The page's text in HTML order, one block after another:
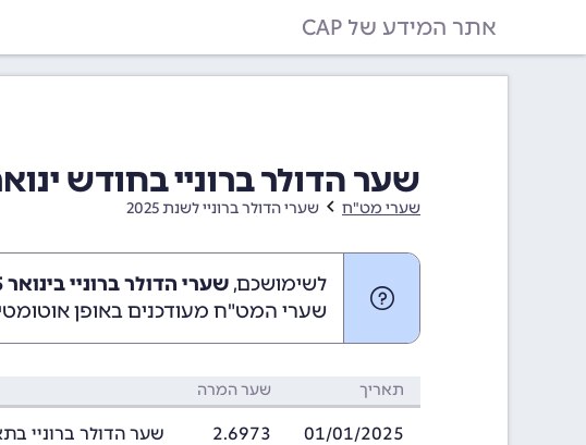
אתר המידע של CAP
שער הדולר ברוניי בחודש ינואר 2025 (01/
שערי מט"ח שערי הדולר ברוניי לשנת 2025
לשימושכם, שערי הדולר ברוניי בינואר 2025 (01/2025)
שערי המט"ח מעודכנים באופן
תאריך שער המרה
01/01/2025
2.6973 שער הדולר ברוניי בתאריך 01/01/2025